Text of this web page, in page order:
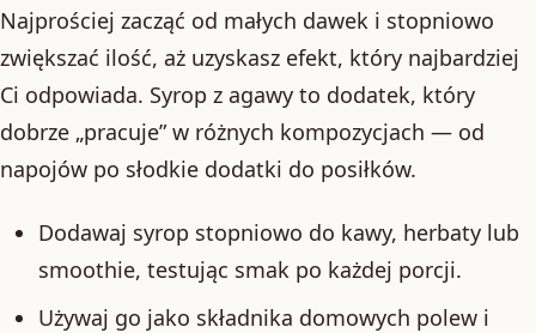
Najprościej zacząć od małych dawek i stopniowo
zwiększać ilość, aż uzyskasz efekt, który najbardziej
Ci odpowiada. Syrop z agawy to dodatek, który
dobrze „pracuje” w różnych kompozycjach — od
napojów po słodkie dodatki do posiłków.
Dodawaj syrop stopniowo do kawy, herbaty lub
smoothie, testując smak po każdej porcji.
Używaj go jako składnika domowych polew i